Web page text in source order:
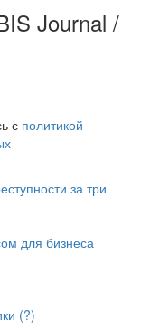
Journal /
с политикой
за три
для бизнеса
(?)